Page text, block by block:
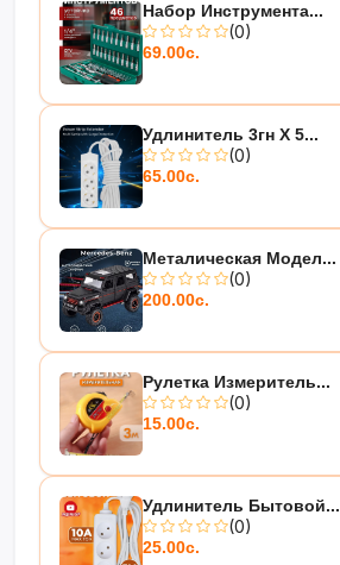
Набор Инструмента...
(0)
69.00с.
Удлинитель 3гн Х 5...
(0)
65.00с.
Металическая Модел...
(0)
200.00с.
Рулетка Измеритель...
(0)
15.00с.
Удлинитель Бытовой...
(0)
25.00с.